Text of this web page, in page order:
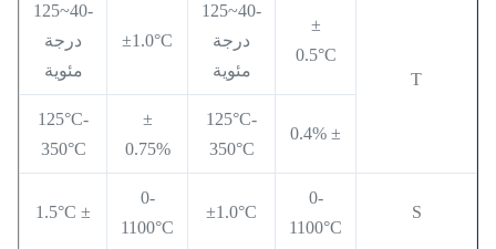
T
±
0.5°C
-40~125
درجة
مئوية
±1.0°C
-40~125
درجة
مئوية
± 0.4%
125°C-
350°C
±
0.75%
125°C-
350°C
S
0-
1100°C
±1.0°C
0-
1100°C
± 1.5°C